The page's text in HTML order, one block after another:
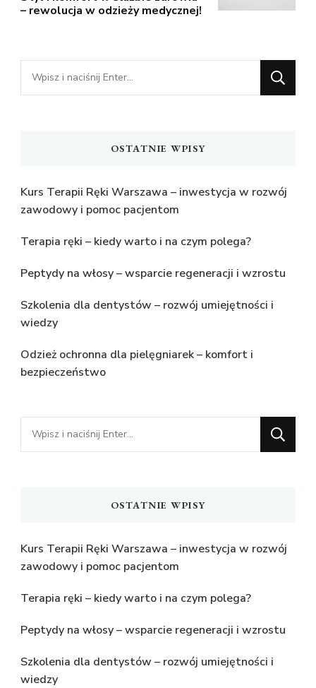
– rewolucja w odzieży medycznej!
Szukasz
czegoś?
OSTATNIE WPISY
Kurs Terapii Ręki Warszawa – inwestycja w rozwój
zawodowy i pomoc pacjentom
Terapia ręki – kiedy warto i na czym polega?
Peptydy na włosy – wsparcie regeneracji i wzrostu
Szkolenia dla dentystów – rozwój umiejętności i
wiedzy
Odzież ochronna dla pielęgniarek – komfort i
bezpieczeństwo
Szukasz
czegoś?
OSTATNIE WPISY
Kurs Terapii Ręki Warszawa – inwestycja w rozwój
zawodowy i pomoc pacjentom
Terapia ręki – kiedy warto i na czym polega?
Peptydy na włosy – wsparcie regeneracji i wzrostu
Szkolenia dla dentystów – rozwój umiejętności i
wiedzy